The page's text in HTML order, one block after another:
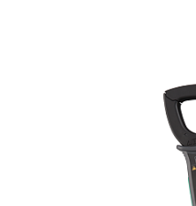
cậy cho các ứng dụng đo
trong các hệ thống điện